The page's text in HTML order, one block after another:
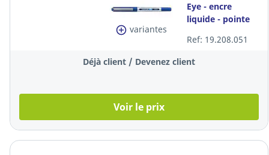
variantes
Eye - encre
liquide - pointe
Ref: 19.208.051
Déjà client / Devenez client
Voir le prix